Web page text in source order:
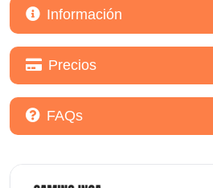
Información
Precios
FAQs